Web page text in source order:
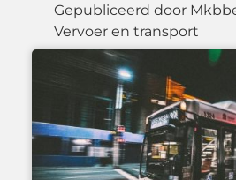
Gepubliceerd door
Vervoer en transport